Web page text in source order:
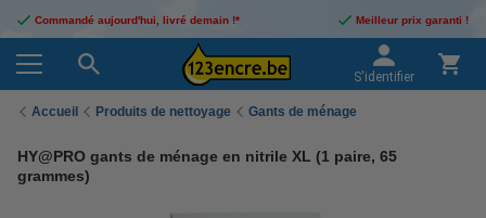
Commandé aujourd'hui, livré demain !* Meilleur prix garanti !
S'identifier
Accueil Produits de nettoyage Gants de ménage
HY@PRO gants de ménage en nitrile XL (1 paire, 65
grammes)